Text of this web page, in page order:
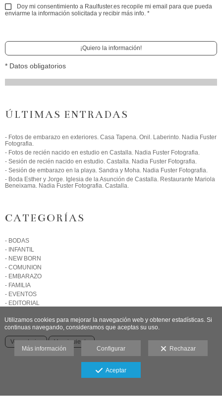
Doy mi consentimiento a Raulfuster.es recopile mi email para que pueda
enviarme la información solicitada y recibir más info. *
¡Quiero la información!
* Datos obligatorios
ÚLTIMAS ENTRADAS
- Fotos de embarazo en exteriores. Casa Tapena. Onil. Laberinto. Nadia Fuster
Fotografia.
- Fotos de recién nacido en estudio en Castalla. Nadia Fuster Fotografia.
- Sesión de recién nacido en estudio. Castalla. Nadia Fuster Fotografia.
- Sesión de embarazo en la playa. Sandra y Moha. Nadia Fuster Fotografia.
- Boda Esther y Jorge. Iglesia de la Asunción de Castalla. Restaurante Mariola
Beneixama. Nadia Fuster Fotografia. Castalla.
CATEGORÍAS
- BODAS
- INFANTIL
- NEW BORN
- COMUNION
- EMBARAZO
- FAMILIA
- EVENTOS
- EDITORIAL
Ver anterior Ver siguiente
Utilizamos cookies para mejorar la navegación web y obtener estadísticas. Si
continuas navegando, consideramos que aceptas su uso.
Más información Configurar Rechazar
Aceptar